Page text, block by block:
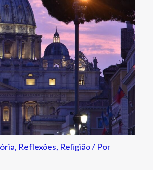
, Reflexões, Religião/ Por